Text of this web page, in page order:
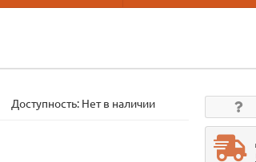
Доступность: Нет в наличии